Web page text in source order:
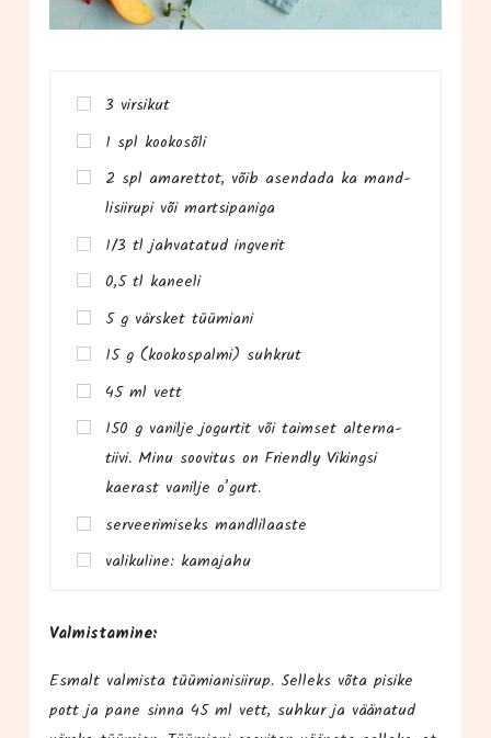
3 vir­si­kut
1 spl kookosõli
2 spl ama­ret­tot, võib asen­da­da ka mand­
li­sii­ru­pi või martsipaniga
1/3 tl jah­va­ta­tud ingverit
0,5 tl kaneeli
5 g värs­ket tüümiani
15 g (koo­kospal­mi) suhkrut
45 ml vett
150 g vanil­je jogur­tit või taim­set alter­na­
tiivi. Minu soo­vi­tus on Friend­ly Viking­si
kae­rast vanil­je o’gurt.
ser­vee­ri­miseks mandlilaaste
vali­ku­li­ne: kamajahu
Val­mis­ta­mi­ne:
Esmalt val­mis­ta tüü­mia­ni­sii­rup. Sel­leks võta pisi­ke
pott ja pane sin­na 45 ml vett, suh­kur ja vää­na­tud